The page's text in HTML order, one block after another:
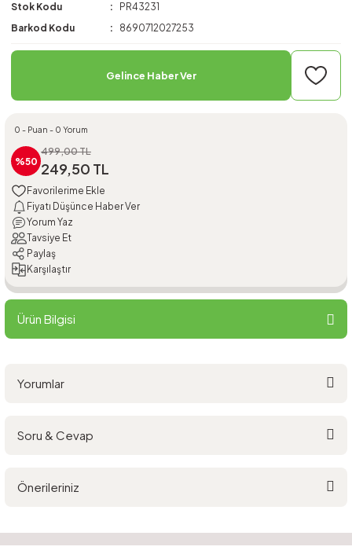
Stok Kodu
PR43231
Barkod Kodu
8690712027253
Gelince Haber Ver
0 - Puan - 0 Yorum
%50
499,00 TL
249,50 TL
Fiyatı Düşünce Haber Ver
Yorum Yaz
Tavsiye Et
Paylaş
Karşılaştır
Ürün Bilgisi
Yorumlar
Soru & Cevap
Soru Sor
Önerileriniz